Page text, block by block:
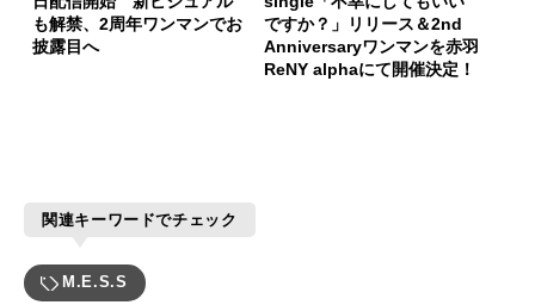
も解禁、2周年ワンマンでお
披露目へ
ですか？」リリース＆2nd
Anniversaryワンマンを赤羽
ReNY alphaにて開催決定！
関連キーワードでチェック
M.E.S.S